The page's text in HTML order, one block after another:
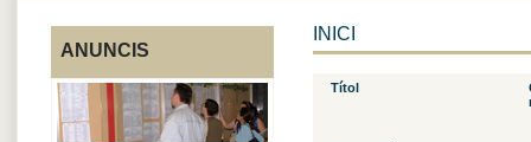
ANUNCIS
INICI
Títol